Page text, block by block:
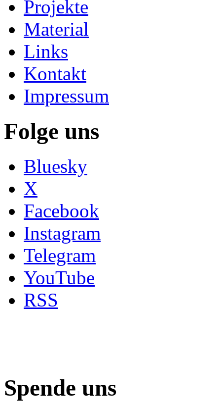
Projekte
Material
Links
Kontakt
Impressum
Folge uns
Bluesky
X
Facebook
Instagram
Telegram
YouTube
RSS
Spende uns